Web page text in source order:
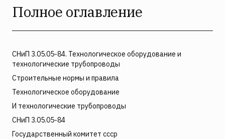
Полное оглавление
СНиП 3.05.05-84. Технологическое оборудование и
технологические трубопроводы
Строительные нормы и правила
Технологическое оборудование
И технологические трубопроводы
СНиП 3.05.05-84
Государственный комитет ссср